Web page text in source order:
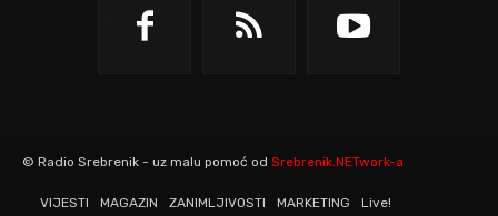
© Radio Srebrenik - uz malu pomoć od Srebrenik.NETwork-a
VIJESTI MAGAZIN ZANIMLJIVOSTI MARKETING Live!